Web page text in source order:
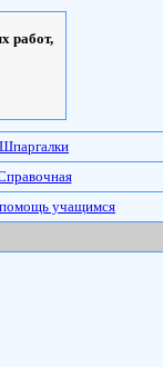
работ,
Шпаргалки
учащимся